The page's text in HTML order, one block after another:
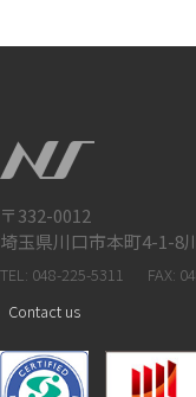
〒332-0012
埼玉県川口市本町4-1-8
TEL: 048-225-5311
FAX:
Contact us